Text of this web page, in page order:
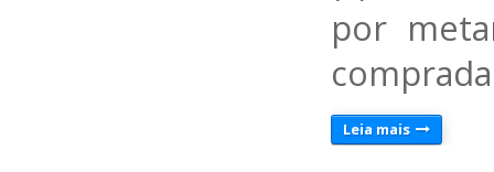
por
Leia mais